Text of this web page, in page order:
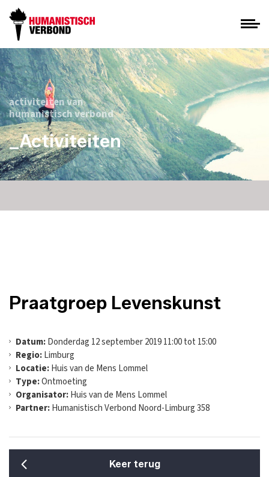
activiteiten van
humanistisch verbond
_Activiteiten
Praatgroep Levenskunst
Datum:Donderdag 12 september 2019 11:00 tot 15:00
Regio:Limburg
Locatie:Huis van de Mens Lommel
Type:Ontmoeting
Organisator:Huis van de Mens Lommel
Partner:Humanistisch Verbond Noord-Limburg 358
Keer terug